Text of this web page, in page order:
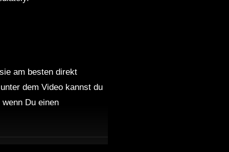
am besten direkt
dem Video kannst du
Du einen